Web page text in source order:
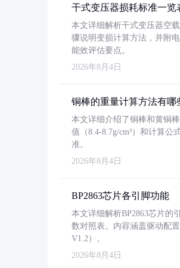
干式变压器损耗标准一览
本文详细解析干式变压器空
骤说明变损计算方法，并附
能效评估要点。
2026年8月4日
铜棒的重量计算方法有哪
本文详细介绍了铜棒和黄铜
值（8.4-8.7g/cm³）和计算
准。
2026年8月4日
BP2863芯片各引脚功能
本文详细解析BP2863芯片的
数对照表。内容涵盖驱动配
V1.2）。
2026年8月4日